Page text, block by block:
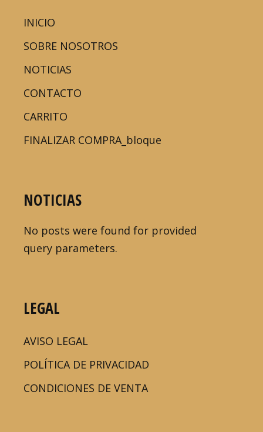
INICIO
SOBRE NOSOTROS
NOTICIAS
CONTACTO
CARRITO
FINALIZAR COMPRA_bloque
NOTICIAS
No posts were found for provided
query parameters.
LEGAL
AVISO LEGAL
POLÍTICA DE PRIVACIDAD
CONDICIONES DE VENTA